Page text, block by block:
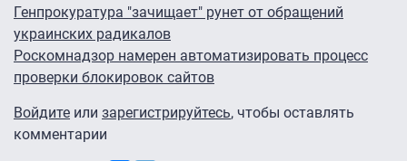
Генпрокуратура "зачищает" рунет от обращений
украинских радикалов
Роскомнадзор намерен автоматизировать процесс
проверки блокировок сайтов
Войдите или зарегистрируйтесь, чтобы оставлять
комментарии